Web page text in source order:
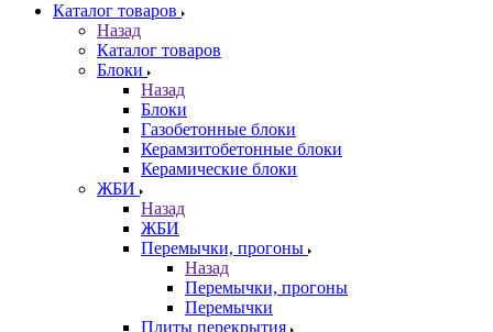
Каталог товаров
Назад
Каталог товаров
Блоки
Назад
Блоки
Газобетонные блоки
Керамзитобетонные блоки
Керамические блоки
ЖБИ
Назад
ЖБИ
Перемычки, прогоны
Назад
Перемычки, прогоны
Перемычки
Плиты перекрытия